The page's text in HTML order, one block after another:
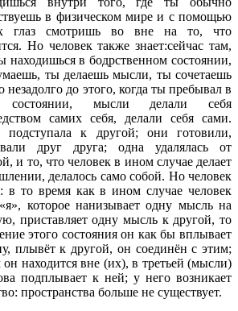
в физическом мире и с помощью
глаз смотришь во вне на то, что
Но человек также знает:сейчас там,
находишься в бодрственном состоянии,
ты делаешь мысли, ты сочетаешь
незадолго до этого, когда ты пребывал в
мысли делали себя
самих себя, делали себя сами.
подступала к другой; они готовили,
друг друга; одна удалялась от
и то, что человек в ином случае делает
делалось само собой. Но человек
в то время как в ином случае человек
которое нанизывает одну мысль на
приставляет одну мысль к другой, то
этого состояния он как бы вплывает
плывёт к другой, он соединён с этим;
он находится вне (их), в третьей (мысли)
подплывает к ней; у него возникает
пространства больше не существует.